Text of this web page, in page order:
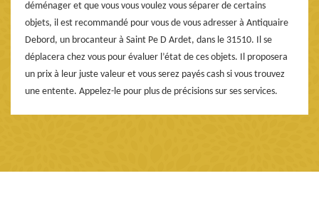
déménager et que vous vous voulez vous séparer de certains
objets, il est recommandé pour vous de vous adresser à Antiquaire
Debord, un brocanteur à Saint Pe D Ardet, dans le 31510. Il se
déplacera chez vous pour évaluer l’état de ces objets. Il proposera
un prix à leur juste valeur et vous serez payés cash si vous trouvez
une entente. Appelez-le pour plus de précisions sur ses services.